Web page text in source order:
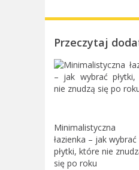
Przeczytaj
Minimalistyczna
łazienka – jak wybrać
płytki, które nie
się po roku